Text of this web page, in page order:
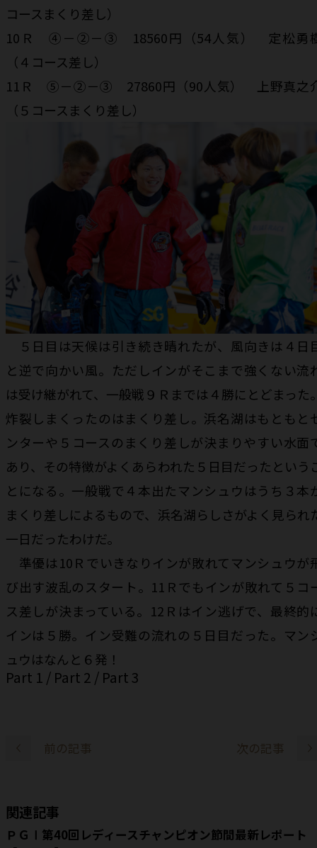
コースまくり差し）
10Ｒ ④－②－③ 18560円（54人気） 定松勇
（４コース差し）
11Ｒ ⑤－②－③ 27860円（90人気） 上野真之
（５コースまくり差し）
５日目は天候は引き続き晴れたが、風向きは４日
と逆で向かい風。ただしインがそこまで強くない流
は受け継がれて、一般戦９Ｒまでは４勝にとどまった
炸裂しまくったのはまくり差し。浜名湖はもともと
ンターや５コースのまくり差しが決まりやすい水面
あり、その特徴がよくあらわれた５日目だったという
とになる。一般戦で４本出たマンシュウはうち３本
まくり差しによるもので、浜名湖らしさがよく見られ
一日だったわけだ。
準優は10Ｒでいきなりインが敗れてマンシュウが
び出す波乱のスタート。11Ｒでもインが敗れて５コ
ス差しが決まっている。12Ｒはイン逃げで、最終的
インは５勝。イン受難の流れの５日目だった。マン
ュウはなんと６発！
Part 1 / Part 2 / Part 3
前の記事 次の記事
関連記事
ＰＧⅠ第40回レディースチャンピオン節間最新レポート